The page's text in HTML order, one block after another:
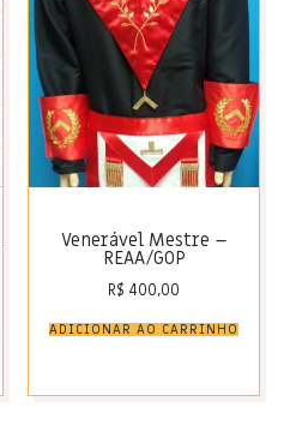
Venerável Mestre –
REAA/GOP
R$ 400,00
ADICIONAR AO CARRINHO